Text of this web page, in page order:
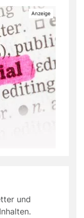
und